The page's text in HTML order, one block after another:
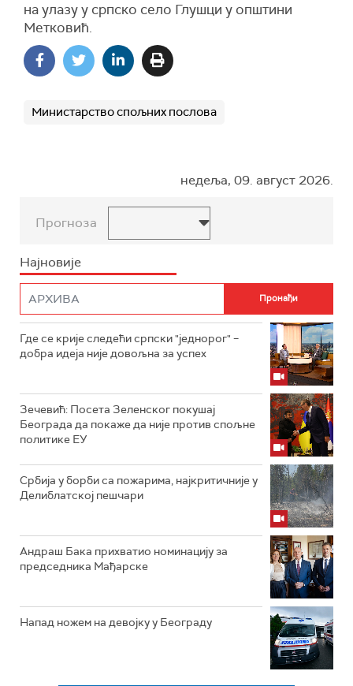
на улазу у српско село Глушци у општини
Метковић.
Министарство спољних послова
недеља, 09. август 2026.
Прогноза
Најновије
Где се крије следећи српски "једнорог" –
добра идеја није довољна за успех
Зечевић: Посета Зеленског покушај
Београда да покаже да није против спољне
политике ЕУ
Србија у борби са пожарима, најкритичније у
Делиблатској пешчари
Андраш Бака прихватио номинацију за
председника Мађарске
Напад ножем на девојку у Београду